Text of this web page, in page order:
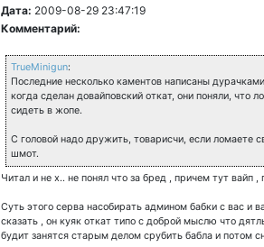
Дата: 2009-08-29 23:47:19
Комментарий:
TrueMinigun:
Последние несколько каментов написаны
когда сделан довайповский откат, они поняли, что
сидеть в жопе.
С головой надо дружить, товарисчи, если ломаете
шмот.
Читал и не х.. не понял что за бред , причем тут
Суть этого серва насобирать админом бабки с вас и
сказать , он куяк откат типо с доброй мыслю что
будит занятся старым делом срубить бабла и потом